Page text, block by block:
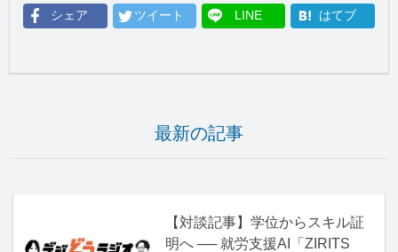
シェア ツイート LINE はてブ
最新の記事
【対談記事】学位からスキル証
明へ ── 就労支援AI「ZIRITS